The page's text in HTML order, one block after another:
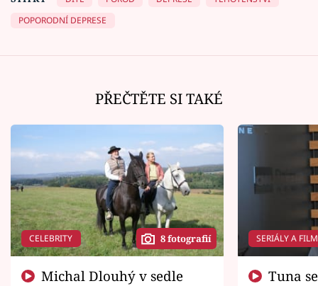
POPORODNÍ DEPRESE
PŘEČTĚTE SI TAKÉ
CELEBRITY 8 fotografií SERIÁLY A